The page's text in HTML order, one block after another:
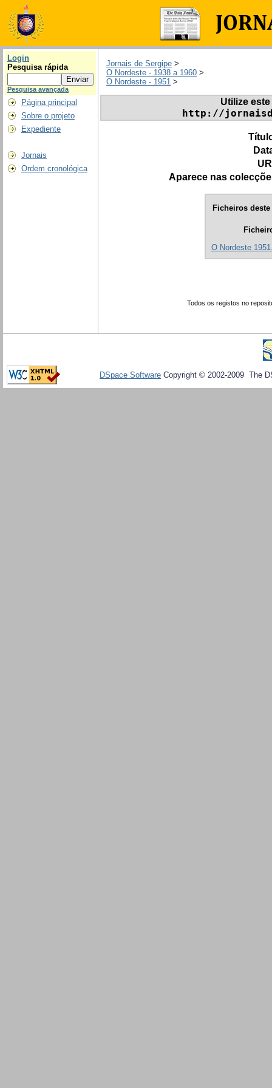
Login
Pesquisa rápida
Pesquisa avançada
Página principal
Sobre o projeto
Expediente
Jornais
Ordem cronológica
Jornais de Sergipe >
O Nordeste - 1938 a 1960 >
O Nordeste - 1951 >
Utilize
http://
Aparece nas
Ficheiros
O Nordeste
Todos os registos no
DSpace Software Copyright © 2002-2009 The